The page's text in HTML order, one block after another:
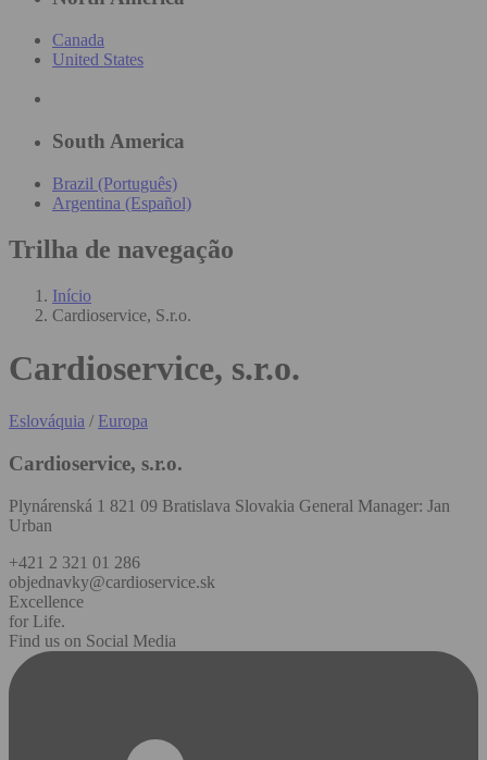
Canada
United States
South America
Brazil (Português)
Argentina (Español)
Trilha de navegação
Início
Cardioservice, S.r.o.
Cardioservice, s.r.o.
Eslováquia / Europa
Cardioservice, s.r.o.
Plynárenská 1 821 09 Bratislava Slovakia General Manager: Jan
Urban
+421 2 321 01 286
objednavky@cardioservice.sk
Excellence
for Life.
Find us on Social Media